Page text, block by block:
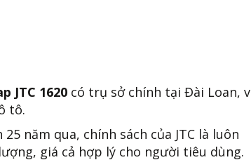
JTC 1620 có trụ sở chính tại Đài Loan,
tô.
năm qua, chính sách của JTC là luôn
giá cả hợp lý cho người tiêu dùng.